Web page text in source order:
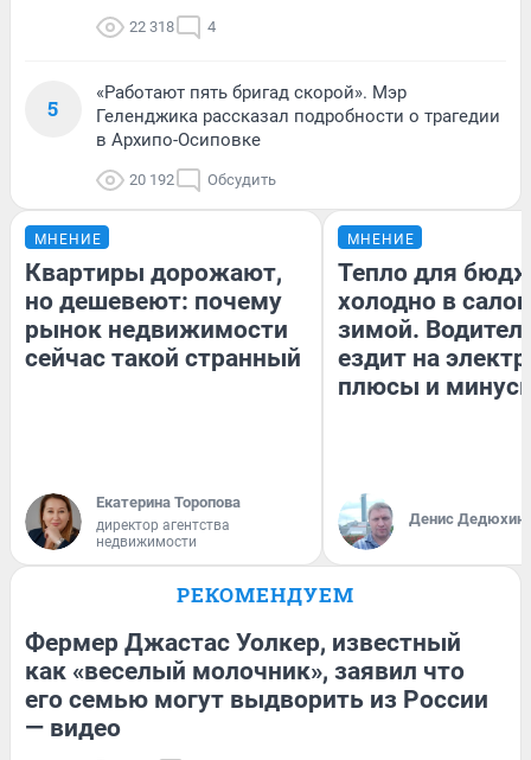
22 318 4
5
«Работают пять бригад скорой». Мэр
Геленджика рассказал подробности о трагедии
в Архипо-Осиповке
20 192 Обсудить
МНЕНИЕ
Квартиры дорожают,
но дешевеют: почему
рынок недвижимости
сейчас такой странный
Екатерина Торопова
директор агентства
недвижимости
МНЕНИЕ
Тепло для
холодно в
зимой.
ездит на
плюсы и
Денис Дедюхин
РЕКОМЕНДУЕМ
Фермер Джастас Уолкер, известный
как «веселый молочник», заявил что
его семью могут выдворить из России
— видео